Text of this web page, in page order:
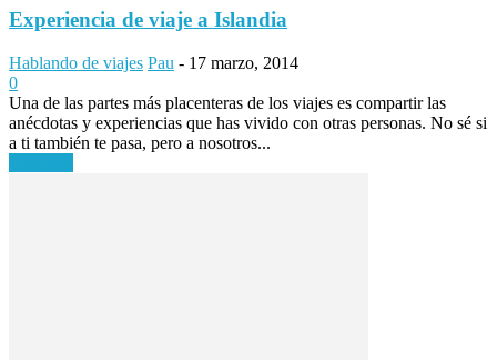
Experiencia de viaje a Islandia
Hablando de viajes Pau - 17 marzo, 2014
0
Una de las partes más placenteras de los viajes es compartir las
anécdotas y experiencias que has vivido con otras personas. No sé si
a ti también te pasa, pero a nosotros...